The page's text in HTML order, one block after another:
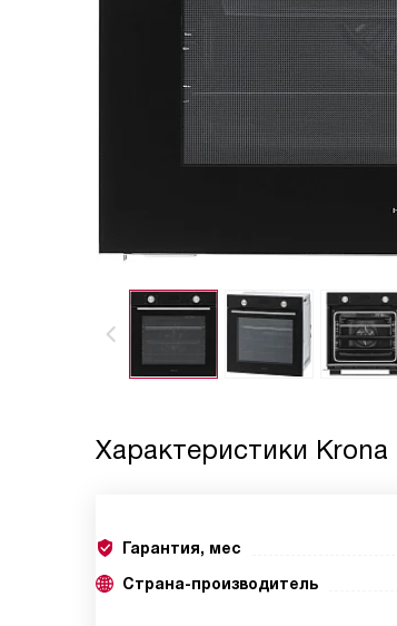
Характеристики Krona
Гарантия, мес
Страна-производитель